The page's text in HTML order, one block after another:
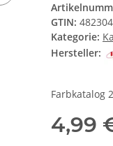
GTIN:
Kategorie:
Hersteller:
Farbkatalog
4,99